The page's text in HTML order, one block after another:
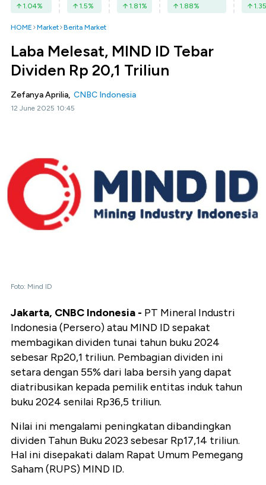
1.04% 1.5% 1.81% 1.88% 1.35
HOME Market Berita Market
Laba Melesat, MIND ID Tebar
Dividen Rp 20,1 Triliun
Zefanya Aprilia, CNBC Indonesia
12 June 2025 10:45
Foto: Mind ID
Jakarta, CNBC Indonesia - PT Mineral Industri
Indonesia (Persero) atau MIND ID sepakat
membagikan dividen tunai tahun buku 2024
sebesar Rp20,1 triliun. Pembagian dividen ini
setara dengan 55% dari laba bersih yang dapat
diatribusikan kepada pemilik entitas induk tahun
buku 2024 senilai Rp36,5 triliun.
Nilai ini mengalami peningkatan dibandingkan
dividen Tahun Buku 2023 sebesar Rp17,14 triliun.
Hal ini disepakati dalam Rapat Umum Pemegang
Saham (RUPS) MIND ID.